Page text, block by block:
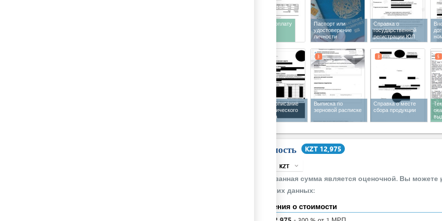
Счет на оплату
Паспорт или
удостоверение
личности
Справка о
государственной
регистрации ЮЛ
Краткое описание
технологического
процесса
производства
Выписка по
зерновой расписке
3
Справка о месте
сбора продукции
3 5
Стоимость KZT 12,975
KZT expand_more
Указанная сумма является оценочной. Вы можете
своих данных:
Сведения о стоимости